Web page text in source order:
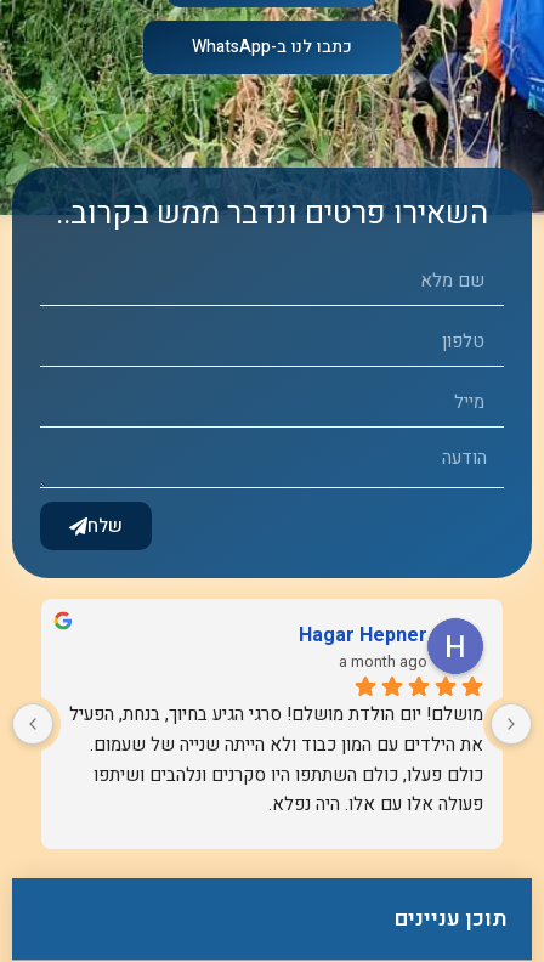
כתבו לנו ב-WhatsApp
השאירו פרטים ונדבר ממש בקרוב..
שלח
אלה ספרן-חילי
3 years ago
הפעלות מדהימות. לימוד רב חושי מעניין ומוגש ביצירציות
ומלא אהבה. זה חינוך
תוכן עניינים